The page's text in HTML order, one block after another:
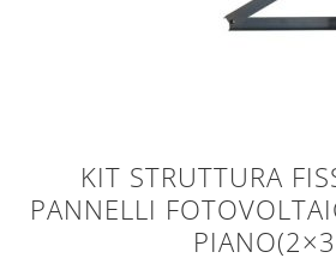
KIT STRUTTURA
PANNELLI